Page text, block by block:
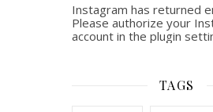
Instagram has returned
Please authorize your
account in theplugin
TAGS